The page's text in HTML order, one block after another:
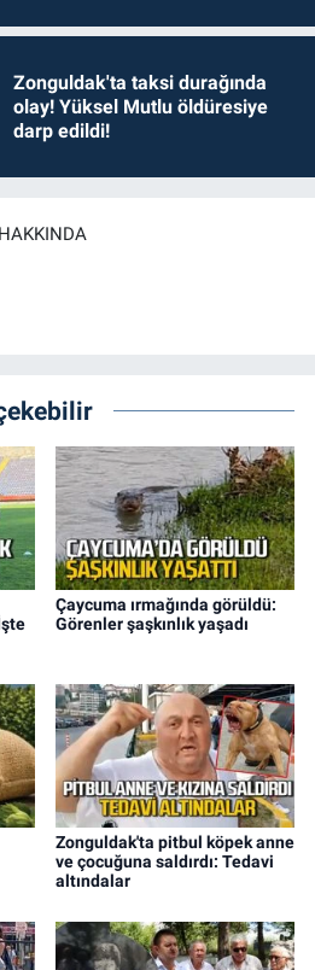
Zonguldak'ta taksi durağında
olay! Yüksel Mutlu öldüresiye
darp edildi!
Çaycuma ırmağında görüldü:
Görenler şaşkınlık yaşadı
Zonguldak'ta pitbul köpek anne
ve çocuğuna saldırdı: Tedavi
altındalar